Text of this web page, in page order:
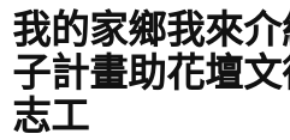
我的家鄉我來
子計畫助花壇
志工